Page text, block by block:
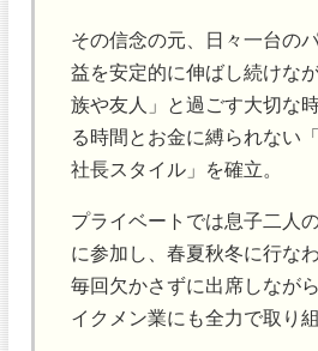
その信念の元、日々一台の
益を安定的に伸ばし続けな
族や友人」と過ごす大切な
る時間とお金に縛られない
社長スタイル」を確立。
プライベートでは息子二人
に参加し、春夏秋冬に行な
毎回欠かさずに出席しなが
イクメン業にも全力で取り組